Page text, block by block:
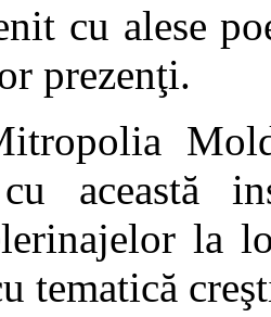
cu alese
prezenţi.
cu această
la
tematică